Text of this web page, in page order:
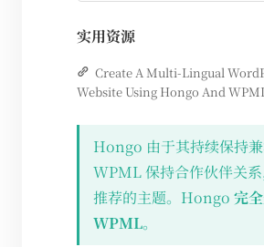
实用资源
Create A Multi-Lingual
Website Using Hongo And
Hongo 由于其持续保持
WPML 保持合作伙伴关
推荐的主题。Hongo 完
WPML。